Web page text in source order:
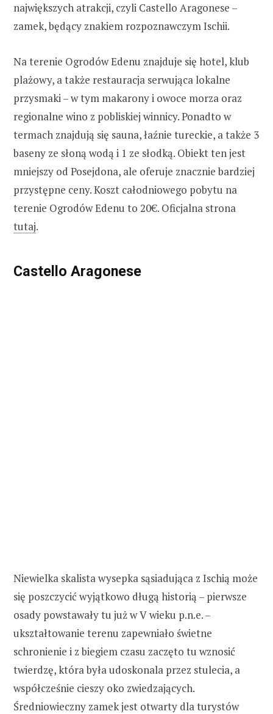
największych atrakcji, czyli Castello Aragonese –
zamek, będący znakiem rozpoznawczym Ischii.
Na terenie Ogrodów Edenu znajduje się hotel, klub
plażowy, a także restauracja serwująca lokalne
przysmaki – w tym makarony i owoce morza oraz
regionalne wino z pobliskiej winnicy. Ponadto w
termach znajdują się sauna, łaźnie tureckie, a także 3
baseny ze słoną wodą i 1 ze słodką. Obiekt ten jest
mniejszy od Posejdona, ale oferuje znacznie bardziej
przystępne ceny. Koszt całodniowego pobytu na
terenie Ogrodów Edenu to 20€. Oficjalna strona
tutaj.
Castello Aragonese
Niewielka skalista wysepka sąsiadująca z Ischią może
się poszczycić wyjątkowo długą historią – pierwsze
osady powstawały tu już w V wieku p.n.e. –
ukształtowanie terenu zapewniało świetne
schronienie i z biegiem czasu zaczęto tu wznosić
twierdzę, która była udoskonala przez stulecia, a
współcześnie cieszy oko zwiedzających.
Średniowieczny zamek jest otwarty dla turystów